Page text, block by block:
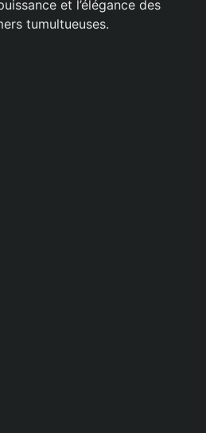
et l’élégance des
tumultueuses.